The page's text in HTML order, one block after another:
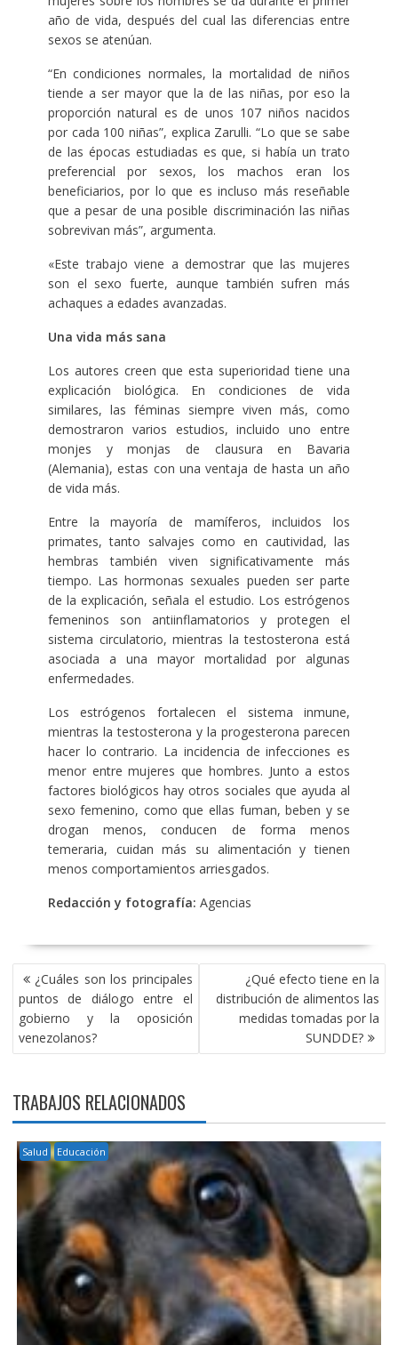
año de vida, después del cual las diferencias entre
sexos se atenúan.
“En condiciones normales, la mortalidad de niños
tiende a ser mayor que la de las niñas, por eso la
proporción natural es de unos 107 niños nacidos
por cada 100 niñas”, explica Zarulli. “Lo que se sabe
de las épocas estudiadas es que, si había un trato
preferencial por sexos, los machos eran los
beneficiarios, por lo que es incluso más reseñable
que a pesar de una posible discriminación las niñas
sobrevivan más”, argumenta.
«Este trabajo viene a demostrar que las mujeres
son el sexo fuerte, aunque también sufren más
achaques a edades avanzadas.
Una vida más sana
Los autores creen que esta superioridad tiene una
explicación biológica. En condiciones de vida
similares, las féminas siempre viven más, como
demostraron varios estudios, incluido uno entre
monjes y monjas de clausura en Bavaria
(Alemania), estas con una ventaja de hasta un año
de vida más.
Entre la mayoría de mamíferos, incluidos los
primates, tanto salvajes como en cautividad, las
hembras también viven significativamente más
tiempo. Las hormonas sexuales pueden ser parte
de la explicación, señala el estudio. Los estrógenos
femeninos son antiinflamatorios y protegen el
sistema circulatorio, mientras la testosterona está
asociada a una mayor mortalidad por algunas
enfermedades.
Los estrógenos fortalecen el sistema inmune,
mientras la testosterona y la progesterona parecen
hacer lo contrario. La incidencia de infecciones es
menor entre mujeres que hombres. Junto a estos
factores biológicos hay otros sociales que ayuda al
sexo femenino, como que ellas fuman, beben y se
drogan menos, conducen de forma menos
temeraria, cuidan más su alimentación y tienen
menos comportamientos arriesgados.
Redacción y fotografía: Agencias
NAVEGACIÓN
DE
ENTRADAS
¿Cuáles son los principales
puntos de diálogo entre el
gobierno y la oposición
venezolanos?
¿Qué efecto tiene en la
distribución de alimentos las
medidas tomadas por la
SUNDDE?
TRABAJOS RELACIONADOS
Salud Educación